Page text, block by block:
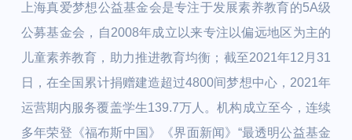
上海真爱梦想公益基金会是专注于发展素养教育的5A级
公募基金会，自2008年成立以来专注以偏远地区为主的
儿童素养教育，助力推进教育均衡；截至2021年12月31
日，在全国累计捐赠建造超过4800间梦想中心，2021年
运营期内服务覆盖学生139.7万人。机构成立至今，连续
多年荣登《福布斯中国》《界面新闻》“最透明公益基金